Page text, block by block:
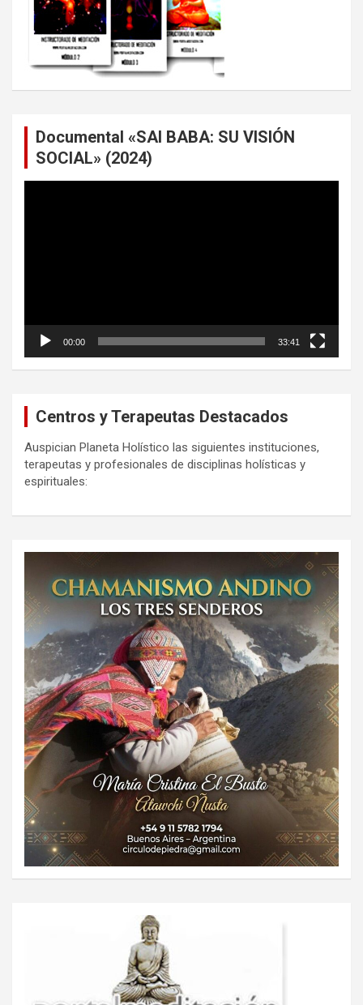
Documental «SAI BABA: SU VISIÓN
SOCIAL» (2024)
00:00 33:41
Centros y Terapeutas Destacados
Auspician Planeta Holístico las siguientes instituciones,
terapeutas y profesionales de disciplinas holísticas y
espirituales: